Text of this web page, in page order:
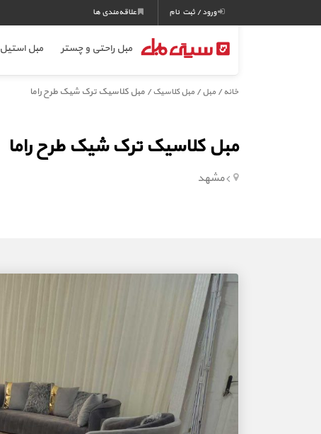
ورود / ثبت نام علاقه‌مندی ها
مبل راحتی و چستر مبل استیل
خانه / مبل/ مبل کلاسیک/ مبل کلاسیک ترک شیک طرح راما
مبل کلاسیک ترک شیک طرح راما
مشهد